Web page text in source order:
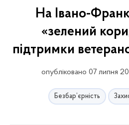
На Івано-
«зелений
підтримки
опубліковано 07 липня
Безбар’єрність